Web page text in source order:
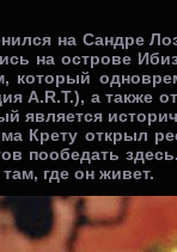
на Сандре
на острове
A.R.T.), а также
является
Крету открыл
пообедать
где он живет.